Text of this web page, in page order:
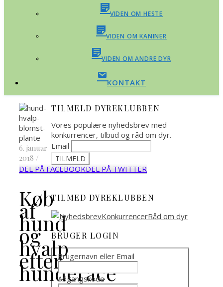
VIDEN OM HESTE
VIDEN OM KANINER
VIDEN OM ANDRE DYR
KONTAKT
6. januar
2018 /
DEL PÅ FACEBOOKDEL PÅ TWITTER
Køb
af
hund
og
hvalp
efter
hunderace
TILMELD DYREKLUBBEN
Vores populære nyhedsbrev med
konkurrencer, tilbud og råd om dyr.
Email
TILMED DYREKLUBBEN
BRUGER LOGIN
Brugernavn eller Email
Adgangskode